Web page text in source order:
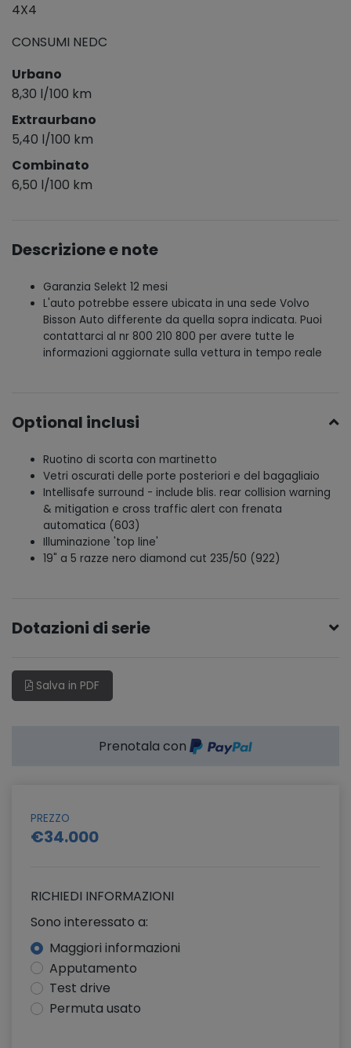
4X4
CONSUMI NEDC
Urbano
8,30 l/100 km
Extraurbano
5,40 l/100 km
Combinato
6,50 l/100 km
Descrizione e note
Garanzia Selekt 12 mesi
L'auto potrebbe essere ubicata in una sede Volvo
Bisson Auto differente da quella sopra indicata. Puoi
contattarci al nr 800 210 800 per avere tutte le
informazioni aggiornate sulla vettura in tempo reale
Optional inclusi
Ruotino di scorta con martinetto
Vetri oscurati delle porte posteriori e del bagagliaio
Intellisafe surround - include blis. rear collision warning
& mitigation e cross traffic alert con frenata
automatica (603)
Illuminazione 'top line'
19" a 5 razze nero diamond cut 235/50 (922)
Dotazioni di serie
Salva in PDF
Prenotala con
PREZZO
€34.000
RICHIEDI INFORMAZIONI
Sono interessato a:
Maggiori informazioni
Apputamento
Test drive
Permuta usato